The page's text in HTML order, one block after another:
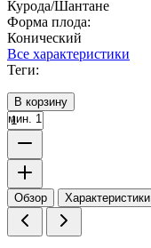
Курода/Шантане
Форма плода:
Конический
Все характеристики
Теги:
В корзину
мин. 1
Обзор Характеристики